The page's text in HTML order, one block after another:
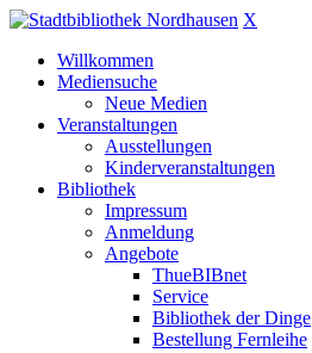
X
Willkommen
Mediensuche
Neue Medien
Veranstaltungen
Ausstellungen
Kinderveranstaltungen
Bibliothek
Impressum
Anmeldung
Angebote
ThueBIBnet
Service
Bibliothek der Dinge
Bestellung Fernleihe